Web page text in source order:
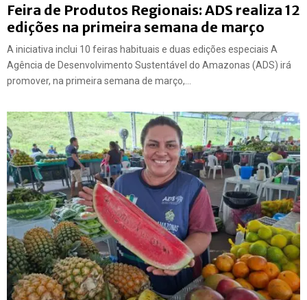
Feira de Produtos Regionais: ADS realiza 12
edições na primeira semana de março
A iniciativa inclui 10 feiras habituais e duas edições especiais A
Agência de Desenvolvimento Sustentável do Amazonas (ADS) irá
promover, na primeira semana de março,...